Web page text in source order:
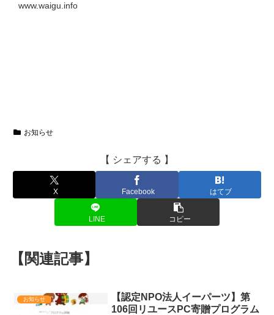
www.waigu.info
お知らせ
【 シェアする 】
X Facebook はてブ
LINE コピー
【関連記事】
お知らせ
【認定NPO法人イーパーツ】第
106回リユースPC寄贈プログラム